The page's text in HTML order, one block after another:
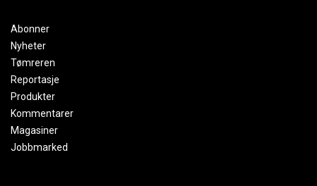
Abonner
Nyheter
Tømreren
Reportasje
Produkter
Kommentarer
Magasiner
Jobbmarked